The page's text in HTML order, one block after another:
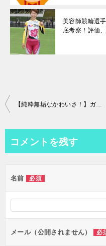
美容師競輪選
底考察！評価
投
ビ
ー
シ
ョ
ン
コメントを残す
名前 必須
メール（公開されません） 必